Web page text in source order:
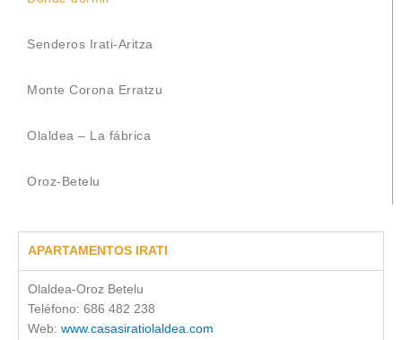
Senderos Irati-Aritza
Monte Corona Erratzu
Olaldea – La fábrica
Oroz-Betelu
APARTAMENTOS IRATI
Olaldea-Oroz Betelu
Teléfono: 686 482 238
Web: www.casasiratiolaldea.com